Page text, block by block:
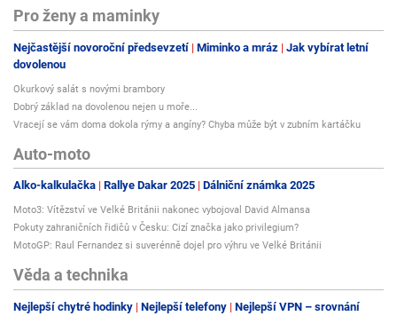
při hojení OPARŮ:
1. ActiMaris Gel na hojení naneste přímo na opar ve vrstvě 1 - 2 mm
pomocí vatové štětičky, špachtle nebo jednorázové rukavice a nechte
působit.
2. Gel naneste nejlépe ihned, jakmile se opar začne rozvíjet. Aplikujte ze
začátku co nejčastěji, aby se zastavil proces rozvoje oparu, třeba i 3x
během prvních 30 minut. Potom alespoň 3x denně.
mořské soli, která není na závadu, naopak. Sůl můžete lehce setřít
navlhčeným tampónem. Aplikaci opakujte podle potřeby až do zmírnění,
vymizení obtíží. Změna by měla být patrná již po několika prvních
aplikacích.
Přečtěte si více o účinném hojení oparů zde.
Pro ženy a maminky
Nejčastější novoroční předsevzetí Miminko a mráz
Jak vybírat letní
dovolenou
Okurkový salát s novými brambory
Dobrý základ na dovolenou nejen u moře...
Vracejí se vám doma dokola rýmy a angíny? Chyba může být v zubním kartáčku
Auto-moto
Alko-kalkulačka Rallye Dakar 2025 Dálniční známka 2025
Moto3: Vítězství ve Velké Británii nakonec vybojoval David Almansa
Pokuty zahraničních řidičů v Česku: Cizí značka jako privilegium?
MotoGP: Raul Fernandez si suverénně dojel pro výhru ve Velké Británii
Věda a technika
Nejlepší chytré hodinky Nejlepší telefony Nejlepší VPN – srovnání